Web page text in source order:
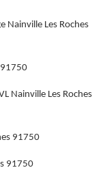
Nainville Les Roches
91750
Nainville Les Roches
91750
91750